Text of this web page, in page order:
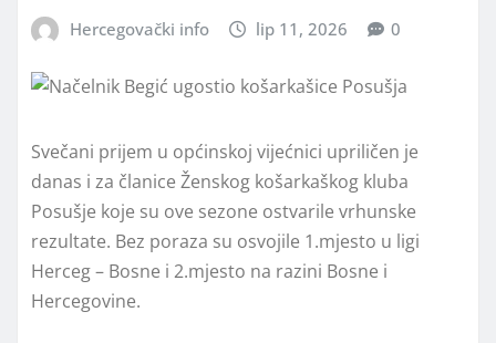
Hercegovački info lip 11, 2026 0
Svečani prijem u općinskoj vijećnici upriličen je
danas i za članice Ženskog košarkaškog kluba
Posušje koje su ove sezone ostvarile vrhunske
rezultate. Bez poraza su osvojile 1.mjesto u ligi
Herceg – Bosne i 2.mjesto na razini Bosne i
Hercegovine.